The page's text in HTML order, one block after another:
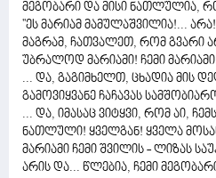
მეგობარი და მისი ნათლულია,
''ეს მარიამ მამულაშვილია!...
მაგრამ, ჩათვალეთ, რომ გვარი
უბრალოდ მარიამი! ჩემი
... და, გაგიმხელთ, ცხადია მის
გამოვიყვანე ჩაჩავას
... და, იმასაც ვიტყვი, რომ აი,
ნათლული! ყველგან! ყველა
მარიამი ჩემი შვილის - ლიზას
არის და... წლებია, ჩემი